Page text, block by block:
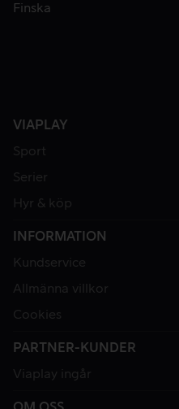
Finska
VIAPLAY
Sport
Serier
Hyr & köp
INFORMATION
Kundservice
Allmänna villkor
Cookies
PARTNER-KUNDER
Viaplay ingår